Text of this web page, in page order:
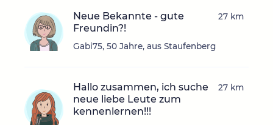
Neue Bekannte - gute
Freundin?!
Gabi75, 50 Jahre, aus Staufenberg
27 km
Hallo zusammen, ich suche
neue liebe Leute zum
kennenlernen!!!
27 km